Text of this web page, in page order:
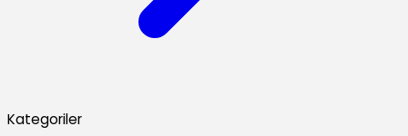
Kategoriler